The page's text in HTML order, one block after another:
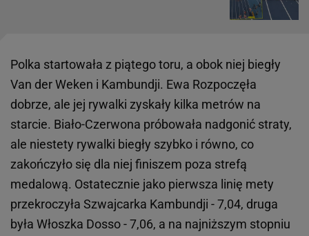
Polka startowała z piątego toru, a obok niej biegły
Van der Weken i Kambundji. Ewa Rozpoczęła
dobrze, ale jej rywalki zyskały kilka metrów na
starcie. Biało-Czerwona próbowała nadgonić straty,
ale niestety rywalki biegły szybko i równo, co
zakończyło się dla niej finiszem poza strefą
medalową. Ostatecznie jako pierwsza linię mety
przekroczyła Szwajcarka Kambundji - 7,04, druga
była Włoszka Dosso - 7,06, a na najniższym stopniu